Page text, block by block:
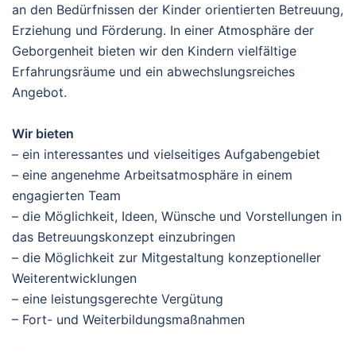
an den Bedürfnissen der Kinder orientierten Betreuung,
Erziehung und Förderung. In einer Atmosphäre der
Geborgenheit bieten wir den Kindern vielfältige
Erfahrungsräume und ein abwechslungsreiches
Angebot.
Wir bieten
– ein interessantes und vielseitiges Aufgabengebiet
– eine angenehme Arbeitsatmosphäre in einem
engagierten Team
– die Möglichkeit, Ideen, Wünsche und Vorstellungen in
das Betreuungskonzept einzubringen
– die Möglichkeit zur Mitgestaltung konzeptioneller
Weiterentwicklungen
– eine leistungsgerechte Vergütung
– Fort- und Weiterbildungsmaßnahmen